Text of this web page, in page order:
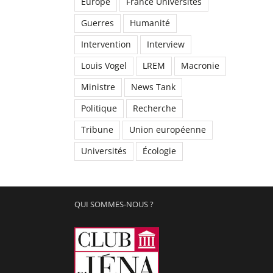
Guerres
Humanité
Intervention
Interview
Louis Vogel
LREM
Macronie
Ministre
News Tank
Politique
Recherche
Tribune
Union européenne
Universités
Écologie
QUI SOMMES-NOUS ?